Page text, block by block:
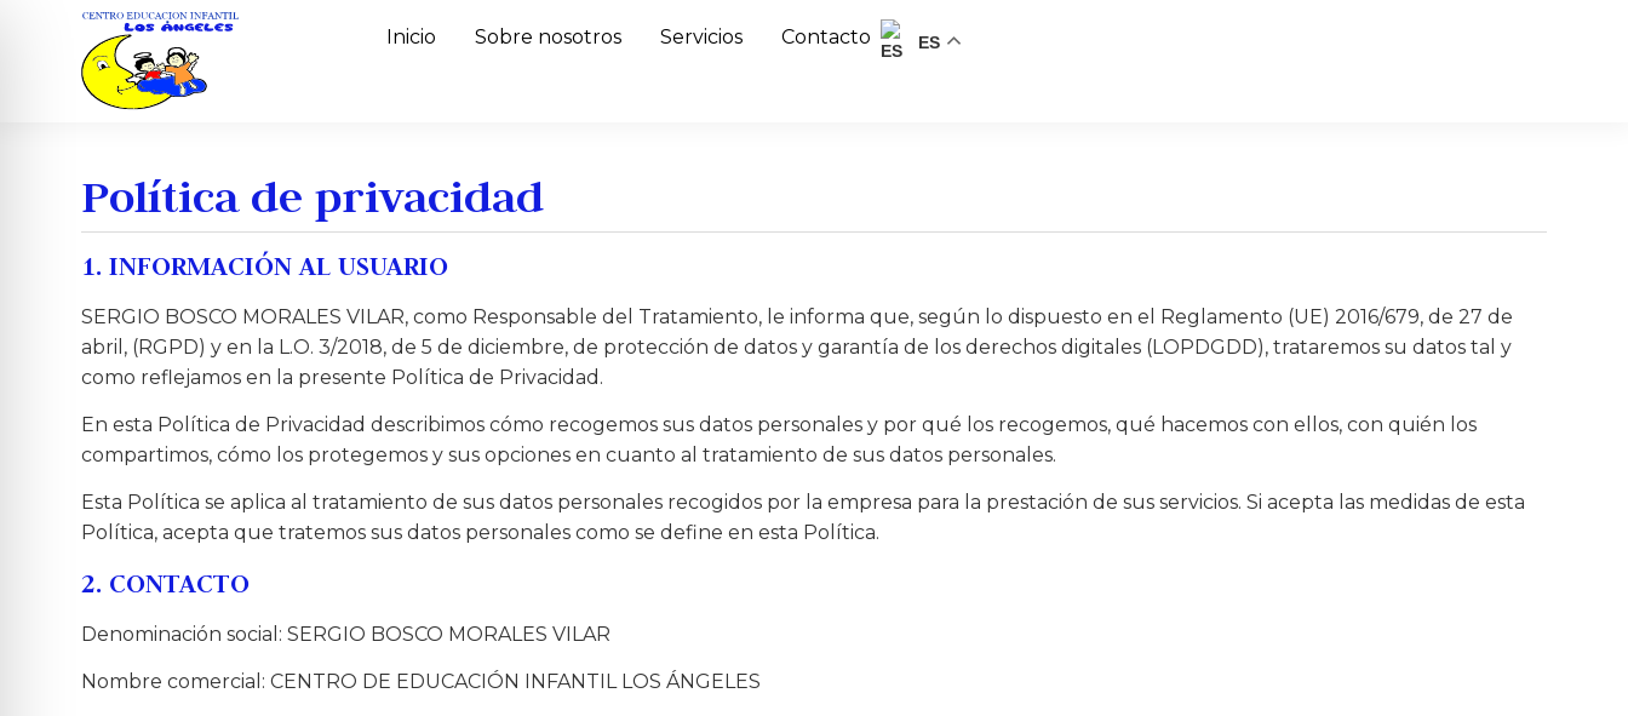
Inicio Sobre nosotros Servicios Contacto ES
Política de privacidad
1. INFORMACIÓN AL USUARIO
SERGIO BOSCO MORALES VILAR, como Responsable del Tratamiento, le informa que, según lo dispuesto en el Reglamento (UE) 2016/679, de 27 de
abril, (RGPD) y en la L.O. 3/2018, de 5 de diciembre, de protección de datos y garantía de los derechos digitales (LOPDGDD), trataremos su datos tal y
como reflejamos en la presente Política de Privacidad.
En esta Política de Privacidad describimos cómo recogemos sus datos personales y por qué los recogemos, qué hacemos con ellos, con quién los
compartimos, cómo los protegemos y sus opciones en cuanto al tratamiento de sus datos personales.
Esta Política se aplica al tratamiento de sus datos personales recogidos por la empresa para la prestación de sus servicios. Si acepta las medidas de esta
Política, acepta que tratemos sus datos personales como se define en esta Política.
2. CONTACTO
Denominación social: SERGIO BOSCO MORALES VILAR
Nombre comercial: CENTRO DE EDUCACIÓN INFANTIL LOS ÁNGELES